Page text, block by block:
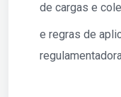
de cargas e
e regras de